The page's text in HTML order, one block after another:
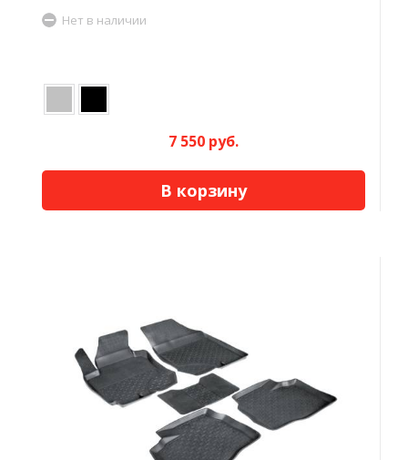
Нет в наличии
7 550 руб.
В корзину